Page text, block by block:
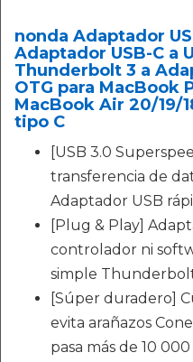
nonda Adaptador
Adaptador USB-C a
Thunderbolt 3 a
OTG para MacBook
MacBook Air 20/19/
tipo C
[USB 3.0
transferencia de
Adaptador USB
[Plug & Play]
controlador ni
simple
[Súper duradero]
evita arañazos
pasa más de 10